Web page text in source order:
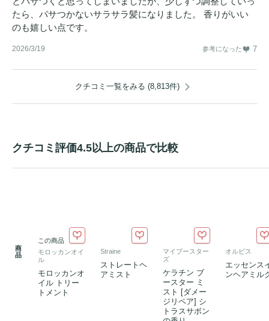
たら、パサつかないサラサラ髪になりました。 香りがいい
のも嬉しい点です。
2026/3/19 参考になった 7
クチコミ一覧をみる (8,813件)
クチコミ評価4.5以上の商品で比較
商
品
この商品
モロッカンオイ
ル
モロッカンオ
イル トリー
トメント
Straine
ストレートヘ
アミスト
マイブースター
ズ
ケラチン ブ
ースター ミ
スト [ダメー
ジリペア] シ
トラスサボン
オルビス
エッセンス
ンヘアミル